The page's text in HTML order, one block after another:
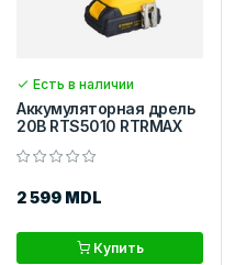
Есть в наличии
Аккумуляторная дрель
20В RTS5010 RTRMAX
2 599 MDL
Купить